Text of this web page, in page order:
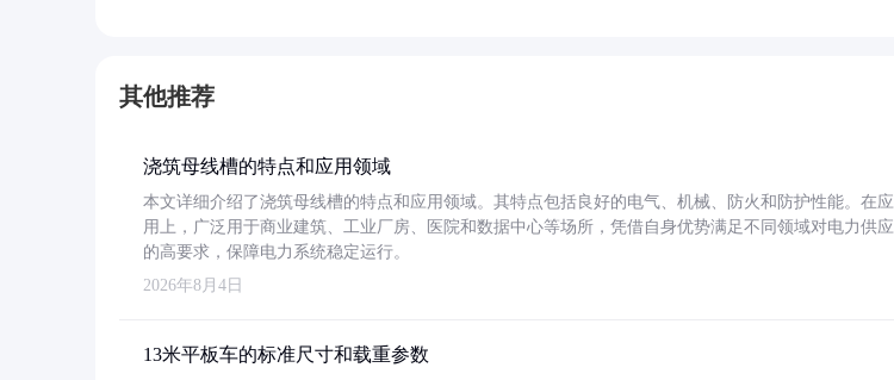
其他推荐
浇筑母线槽的特点和应用领域
本文详细介绍了浇筑母线槽的特点和应用领域。其特点包括良好的电气、机械、防火和防护性能。在应
用上，广泛用于商业建筑、工业厂房、医院和数据中心等场所，凭借自身优势满足不同领域对电力供应
的高要求，保障电力系统稳定运行。
2026年8月4日
13米平板车的标准尺寸和载重参数